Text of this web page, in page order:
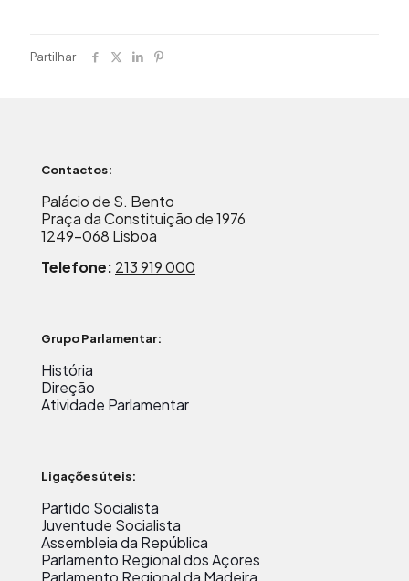
Partilhar
Contactos:
Palácio de S. Bento
Praça da Constituição de 1976
1249-068 Lisboa
Telefone: 213 919 000
Grupo Parlamentar:
História
Direção
Atividade Parlamentar
Ligações úteis:
Partido Socialista
Juventude Socialista
Assembleia da República
Parlamento Regional dos Açores
Parlamento Regional da Madeira